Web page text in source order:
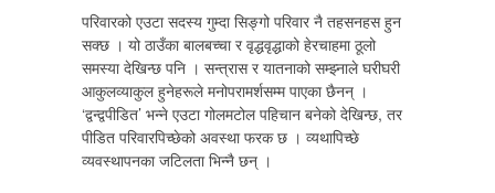
परिवारको एउटा सदस्य गुम्दा सिङ्गो परिवार नै तहसनहस हुन
सक्छ । यो ठाउँका बालबच्चा र वृद्धवृद्धाको हेरचाहमा ठूलो
समस्या देखिन्छ पनि । सन्त्रास र यातनाको सम्झ्नाले घरीघरी
आकुलव्याकुल हुनेहरूले मनोपरामर्शसम्म पाएका छैनन् ।
‘द्वन्द्वपीडित’ भन्ने एउटा गोलमटोल पहिचान बनेको देखिन्छ, तर
पीडित परिवारपिच्छेको अवस्था फरक छ । व्यथापिच्छे
व्यवस्थापनका जटिलता भिन्नै छन् ।